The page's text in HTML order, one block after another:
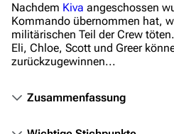
Stargate-Romane
Filme
Das Stargate-
Themenportal
Nachdem Kiva angeschossen
Kommando übernommen hat,
militärischen Teil der Crew
Eli, Chloe, Scott und Greer
zurückzugewinnen...
Zusammenfassung